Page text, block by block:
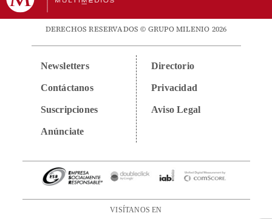
DERECHOS RESERVADOS © GRUPO MILENIO 2026
Newsletters
Contáctanos
Suscripciones
Anúnciate
Directorio
Privacidad
Aviso Legal
VISÍTANOS EN